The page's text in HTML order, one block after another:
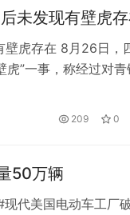
未发现有壁虎
壁虎存在 8月26日，
虎”一事，称经过对青
馆高度重视。经过对
209 0
50万辆
代美国电动车工厂